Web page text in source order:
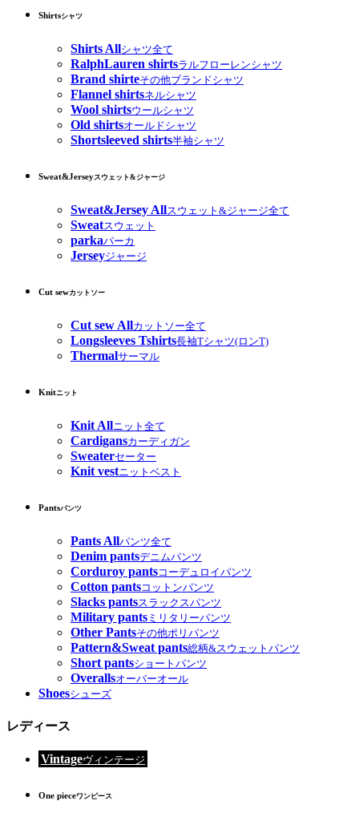
Shirtsシャツ
Shirts Allシャツ全て
RalphLauren shirtsラルフローレンシャツ
Brand shirteその他ブランドシャツ
Flannel shirtsネルシャツ
Wool shirtsウールシャツ
Old shirtsオールドシャツ
Shortsleeved shirts半袖シャツ
Sweat&Jerseyスウェット&ジャージ
Sweat&Jersey Allスウェット&ジャージ全て
Sweatスウェット
parkaパーカ
Jerseyジャージ
Cut sewカットソー
Cut sew Allカットソー全て
Longsleeves Tshirts長袖Tシャツ(ロンT)
Thermalサーマル
Knitニット
Knit Allニット全て
Cardigansカーディガン
Sweaterセーター
Knit vestニットベスト
Pantsパンツ
Pants Allパンツ全て
Denim pantsデニムパンツ
Corduroy pantsコーデュロイパンツ
Cotton pantsコットンパンツ
Slacks pantsスラックスパンツ
Military pants ミリタリーパンツ
Other Pantsその他ポリパンツ
Pattern&Sweat pants総柄&スウェットパンツ
Short pantsショートパンツ
Overallsオーバーオール
Shoesシューズ
レディース
Vintageヴィンテージ
One pieceワンピース